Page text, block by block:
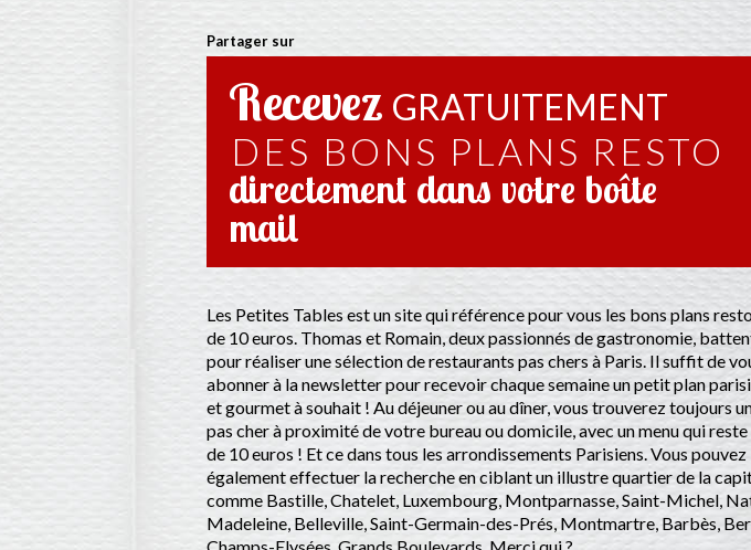
Partager sur
Recevez GRATUITEMENT
DES BONS PLANS RESTO
directement dans votre boîte
mail
Les Petites Tables est un site qui référence pour vous les bons plans
de 10 euros. Thomas et Romain, deux passionnés de gastronomie,
pour réaliser une sélection de restaurants pas chers à Paris. Il suffit de
abonner à la newsletter pour recevoir chaque semaine un petit plan
et gourmet à souhait ! Au déjeuner ou au dîner, vous trouverez toujours
pas cher à proximité de votre bureau ou domicile, avec un menu qui
de 10 euros ! Et ce dans tous les arrondissements Parisiens. Vous pouvez
également effectuer la recherche en ciblant un illustre quartier de la
comme Bastille, Chatelet, Luxembourg, Montparnasse, Saint-Michel,
Madeleine, Belleville, Saint-Germain-des-Prés, Montmartre, Barbès,
Champs-Elysées, Grands Boulevards. Merci qui ?